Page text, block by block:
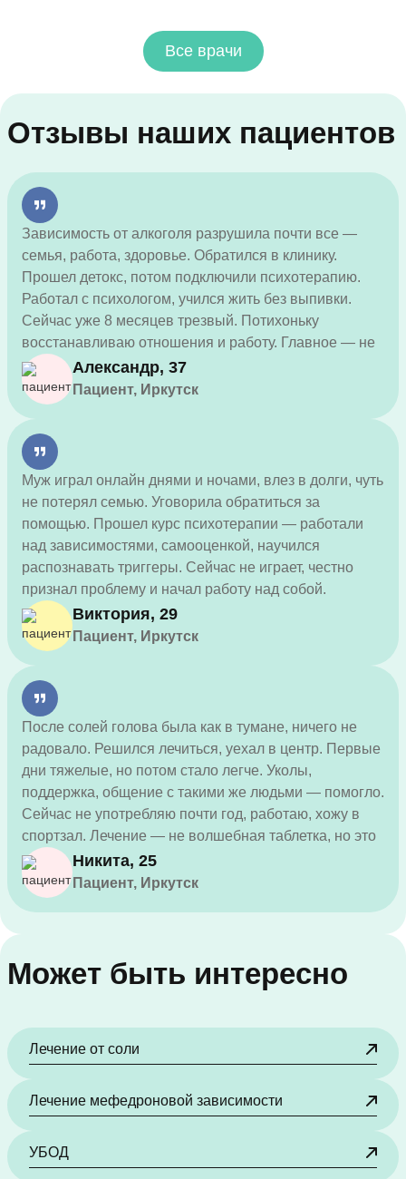
Все врачи
Отзывы наших пациентов
Зависимость от алкоголя разрушила почти все —
семья, работа, здоровье. Обратился в клинику.
Прошел детокс, потом подключили психотерапию.
Работал с психологом, учился жить без выпивки.
Сейчас уже 8 месяцев трезвый. Потихоньку
восстанавливаю отношения и работу. Главное — не
бояться просить о помощи, это реально работает.
Александр, 37
Пациент, Иркутск
Муж играл онлайн днями и ночами, влез в долги, чуть
не потерял семью. Уговорила обратиться за
помощью. Прошел курс психотерапии — работали
над зависимостями, самооценкой, научился
распознавать триггеры. Сейчас не играет, честно
признал проблему и начал работу над собой.
Виктория, 29
Пациент, Иркутск
После солей голова была как в тумане, ничего не
радовало. Решился лечиться, уехал в центр. Первые
дни тяжелые, но потом стало легче. Уколы,
поддержка, общение с такими же людьми — помогло.
Сейчас не употребляю почти год, работаю, хожу в
спортзал. Лечение — не волшебная таблетка, но это
реальный шанс.
Никита, 25
Пациент, Иркутск
Может быть интересно
Лечение от соли
Лечение мефедроновой зависимости
УБОД